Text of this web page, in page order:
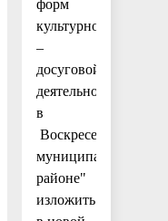
форм
культурно
–
досуговой
деятельности
в
Воскресенском
муниципальном
районе"
изложить